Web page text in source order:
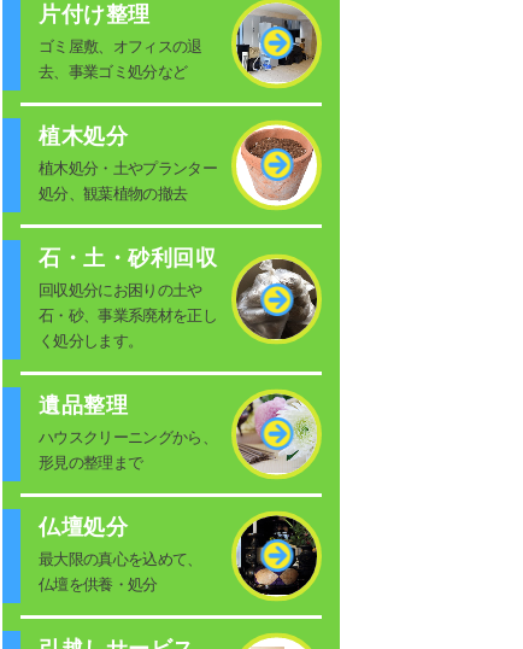
片付け整理
ゴミ屋敷、オフィスの退
去、事業ゴミ処分など
植木処分
植木処分・土やプランター
処分、観葉植物の撤去
石・土・砂利回収
回収処分にお困りの土や
石・砂、事業系廃材を正し
く処分します。
遺品整理
ハウスクリーニングから、
形見の整理まで
仏壇処分
最大限の真心を込めて、
仏壇を供養・処分